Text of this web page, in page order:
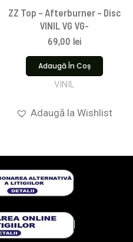
ZZ Top – Afterburner – Disc
VINIL VG VG-
69,00 lei
Adaugă În Coș
VINIL
Adaugă la Wishlist